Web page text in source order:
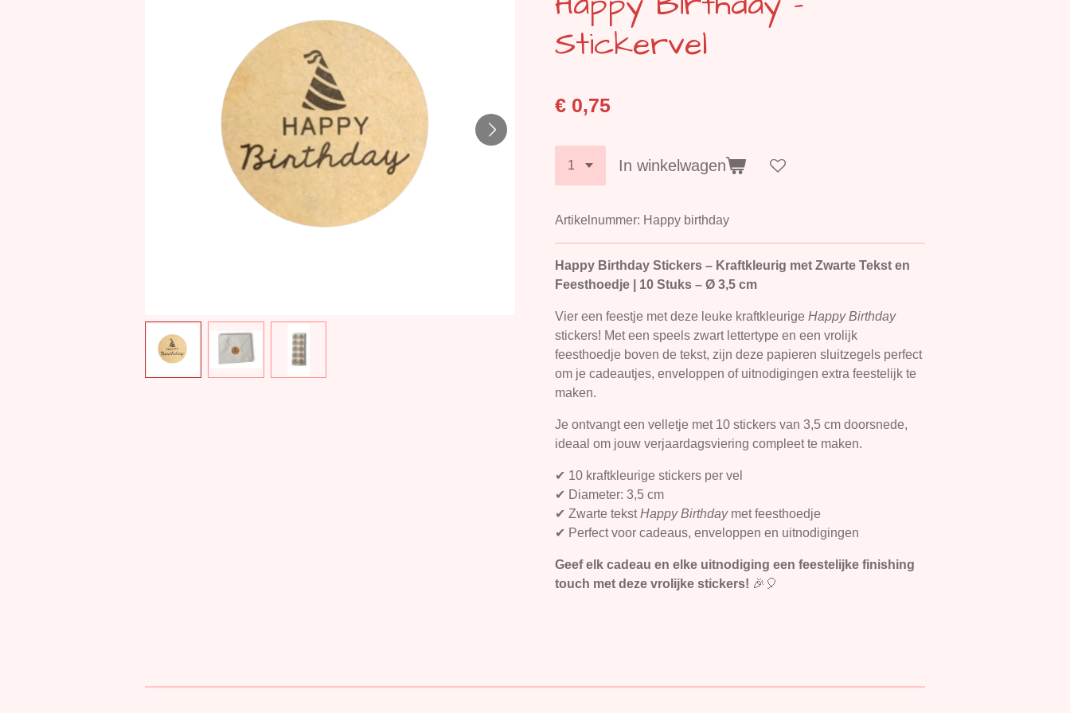
Stickervel
€ 0,75
In winkelwagen
Artikelnummer: Happy birthday
Happy Birthday Stickers – Kraftkleurig met Zwarte Tekst en
Feesthoedje | 10 Stuks – Ø 3,5 cm
Vier een feestje met deze leuke kraftkleurige Happy Birthday
stickers! Met een speels zwart lettertype en een vrolijk
feesthoedje boven de tekst, zijn deze papieren sluitzegels perfect
om je cadeautjes, enveloppen of uitnodigingen extra feestelijk te
maken.
Je ontvangt een velletje met 10 stickers van 3,5 cm doorsnede,
ideaal om jouw verjaardagsviering compleet te maken.
✔ 10 kraftkleurige stickers per vel
✔ Diameter: 3,5 cm
✔ Zwarte tekstHappy Birthdaymet feesthoedje
✔ Perfect voor cadeaus, enveloppen en uitnodigingen
Geef elk cadeau en elke uitnodiging een feestelijke finishing
touch met deze vrolijke stickers! 🎉🎈